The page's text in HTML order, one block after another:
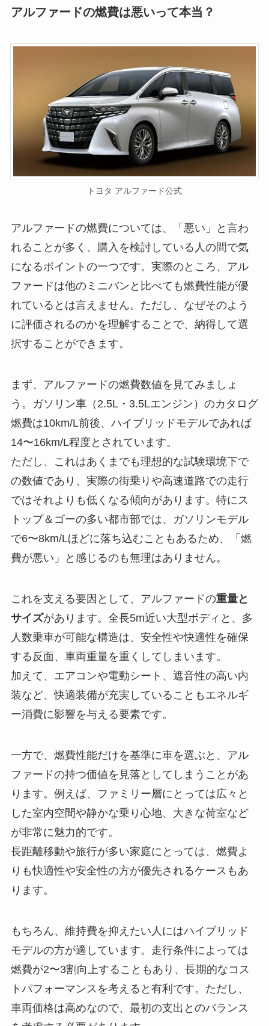
アルファードの燃費は悪いって本当？
トヨタ アルファード公式
アルファードの燃費については、「悪い」と言わ
れることが多く、購入を検討している人の間で気
になるポイントの一つです。実際のところ、アル
ファードは他のミニバンと比べても燃費性能が優
れているとは言えません。ただし、なぜそのよう
に評価されるのかを理解することで、納得して選
択することができます。
まず、アルファードの燃費数値を見てみましょ
う。ガソリン車（2.5L・3.5Lエンジン）のカタログ
燃費は10km/L前後、ハイブリッドモデルであれば
14〜16km/L程度とされています。
ただし、これはあくまでも理想的な試験環境下で
の数値であり、実際の街乗りや高速道路での走行
ではそれよりも低くなる傾向があります。特にス
トップ＆ゴーの多い都市部では、ガソリンモデル
で6〜8km/Lほどに落ち込むこともあるため、「燃
費が悪い」と感じるのも無理はありません。
これを支える要因として、アルファードの重量と
サイズがあります。全長5m近い大型ボディと、多
人数乗車が可能な構造は、安全性や快適性を確保
する反面、車両重量を重くしてしまいます。
加えて、エアコンや電動シート、遮音性の高い内
装など、快適装備が充実していることもエネルギ
ー消費に影響を与える要素です。
一方で、燃費性能だけを基準に車を選ぶと、アル
ファードの持つ価値を見落としてしまうことがあ
ります。例えば、ファミリー層にとっては広々と
した室内空間や静かな乗り心地、大きな荷室など
が非常に魅力的です。
長距離移動や旅行が多い家庭にとっては、燃費よ
りも快適性や安全性の方が優先されるケースもあ
ります。
もちろん、維持費を抑えたい人にはハイブリッド
モデルの方が適しています。走行条件によっては
燃費が2〜3割向上することもあり、長期的なコス
トパフォーマンスを考えると有利です。ただし、
車両価格は高めなので、最初の支出とのバランス